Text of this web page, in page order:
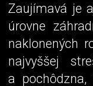
Zaujímavá je
úrovne
naklonených
najvyššej
a